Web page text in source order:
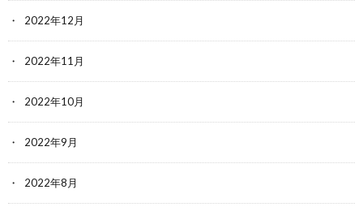
2022年12月
2022年11月
2022年10月
2022年9月
2022年8月